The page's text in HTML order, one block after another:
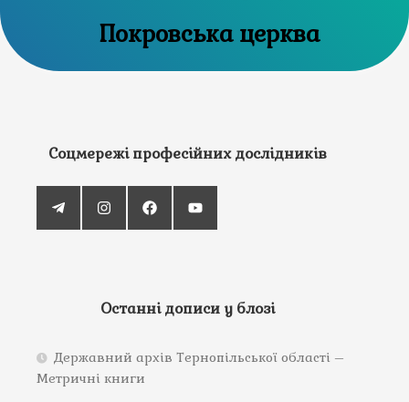
Покровська церква
Соцмережі професійних дослідників
Останні дописи у блозі
Державний архів Тернопільської області –
Метричні книги